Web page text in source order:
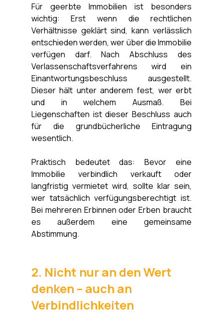
Für geerbte Immobilien ist besonders
wichtig: Erst wenn die rechtlichen
Verhältnisse geklärt sind, kann verlässlich
entschieden werden, wer über die Immobilie
verfügen darf. Nach Abschluss des
Verlassenschaftsverfahrens wird ein
Einantwortungsbeschluss ausgestellt.
Dieser hält unter anderem fest, wer erbt
und in welchem Ausmaß. Bei
Liegenschaften ist dieser Beschluss auch
für die grundbücherliche Eintragung
wesentlich.
Praktisch bedeutet das: Bevor eine
Immobilie verbindlich verkauft oder
langfristig vermietet wird, sollte klar sein,
wer tatsächlich verfügungsberechtigt ist.
Bei mehreren Erbinnen oder Erben braucht
es außerdem eine gemeinsame
Abstimmung.
2. Nicht nur an den Wert
denken – auch an
Verbindlichkeiten